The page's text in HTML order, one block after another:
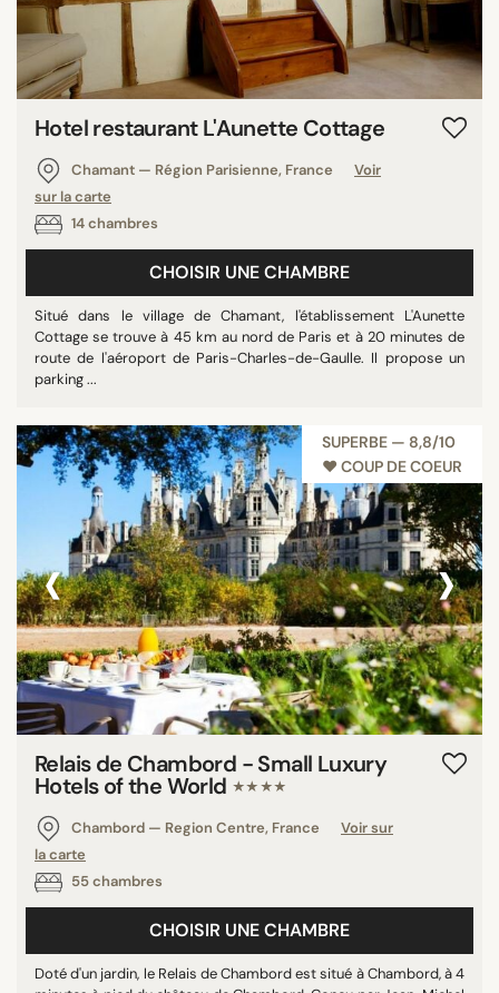
Hotel restaurant L'Aunette Cottage
Chamant — Région Parisienne, France
Voir
sur la carte
14 chambres
CHOISIR UNE CHAMBRE
Situé dans le village de Chamant, l'établissement L'Aunette
Cottage se trouve à 45 km au nord de Paris et à 20 minutes de
route de l'aéroport de Paris-Charles-de-Gaulle. Il propose un
parking ...
SUPERBE — 8,8/10
♥︎ COUP DE COEUR
‹ ›
Relais de Chambord - Small Luxury
Hotels of the World ★★★★
Chambord — Region Centre, France
Voir sur
la carte
55 chambres
CHOISIR UNE CHAMBRE
Doté d'un jardin, le Relais de Chambord est situé à Chambord, à 4